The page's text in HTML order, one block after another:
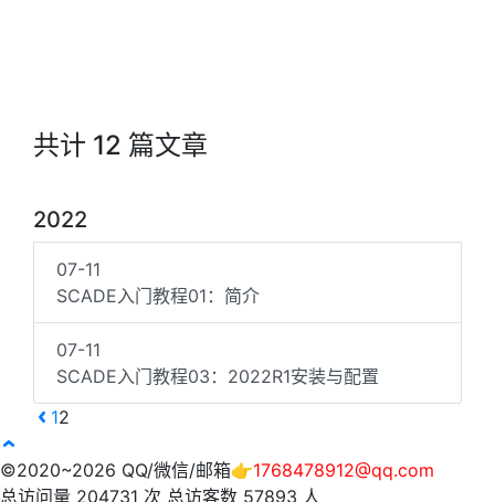
共计 12 篇文章
2022
07-11
SCADE入门教程01：简介
07-11
SCADE入门教程03：2022R1安装与配置
12
©2020~2026 QQ/微信/邮箱👉1768478912@qq.com
总访问量 204731 次 总访客数 57893 人